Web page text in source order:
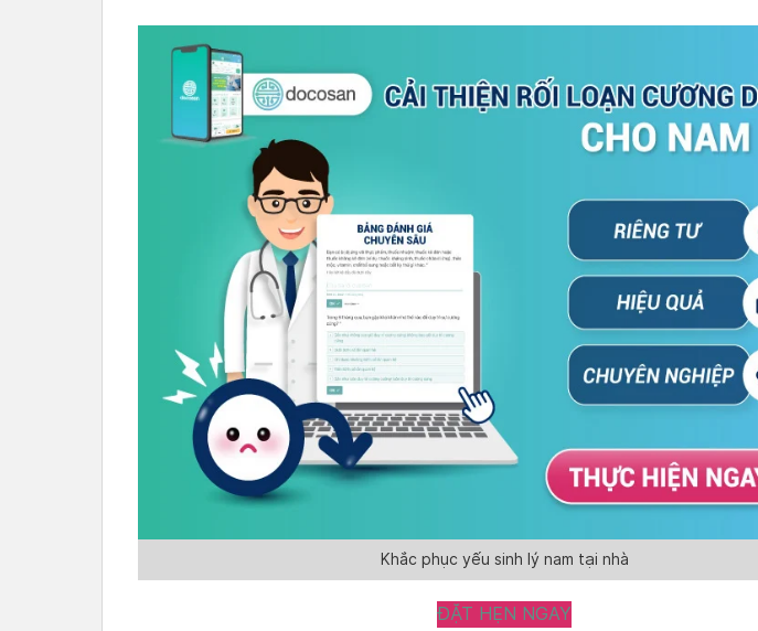
Khắc phục yếu sinh lý nam tại nhà
ĐẶT HẸN NGAY